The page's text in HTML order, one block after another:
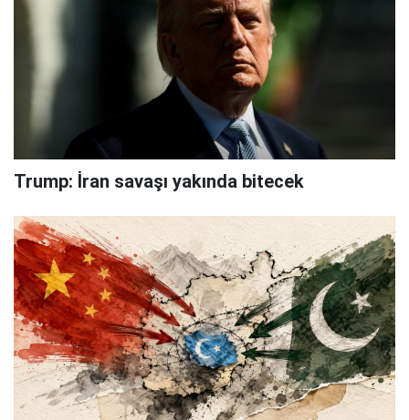
Trump: İran savaşı yakında bitecek